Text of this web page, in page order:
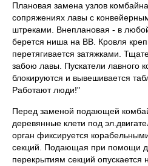
Плановая замена узлов
сопряжениях лавы с
штреками. Внеплановая - в
берется ниша на ВВ. Кровля
перетягивается затяжками.
забою лавы. Пускатели лавного
блокируются и вывешивается
Работают люди!"
Перед заменой подающей
деревянные клети под
орган фиксируется
секций. Подающая при помощи
перекрытиям секций опускается